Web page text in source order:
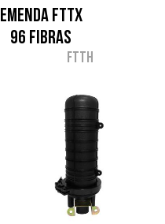
Emenda FTTX
96 fibras
FTTH